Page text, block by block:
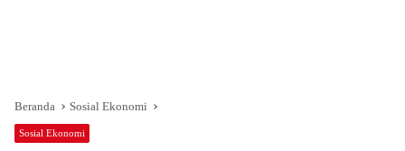
Beranda Sosial Ekonomi
Sosial Ekonomi